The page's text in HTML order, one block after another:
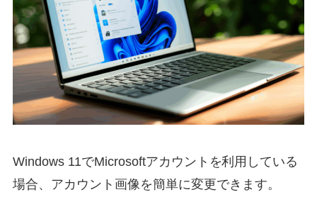
Windows 11でMicrosoftアカウントを利用している
場合、アカウント画像を簡単に変更できます。